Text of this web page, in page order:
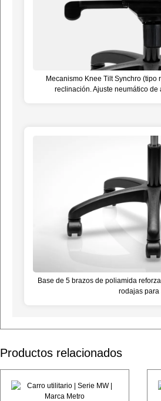
Mecanismo Knee Tilt Synchro
reclinación. Ajuste neumático de
Base de 5 brazos de poliamida
rodajas para
Productos relacionados